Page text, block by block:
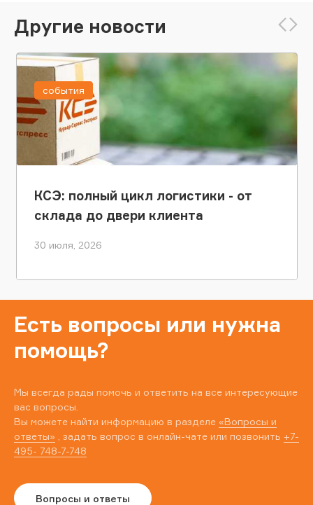
Другие новости
КСЭ: полный цикл логистики - от
склада до двери клиента
30 июля, 2026
события
Есть вопросы или нужна
помощь?
Мы всегда рады помочь и ответить на все интересующие
вас вопросы.
Вы можете найти информацию в разделе «Вопросы и
ответы» , задать вопрос в онлайн-чате или позвонить +7-
495- 748-7-748
Вопросы и ответы